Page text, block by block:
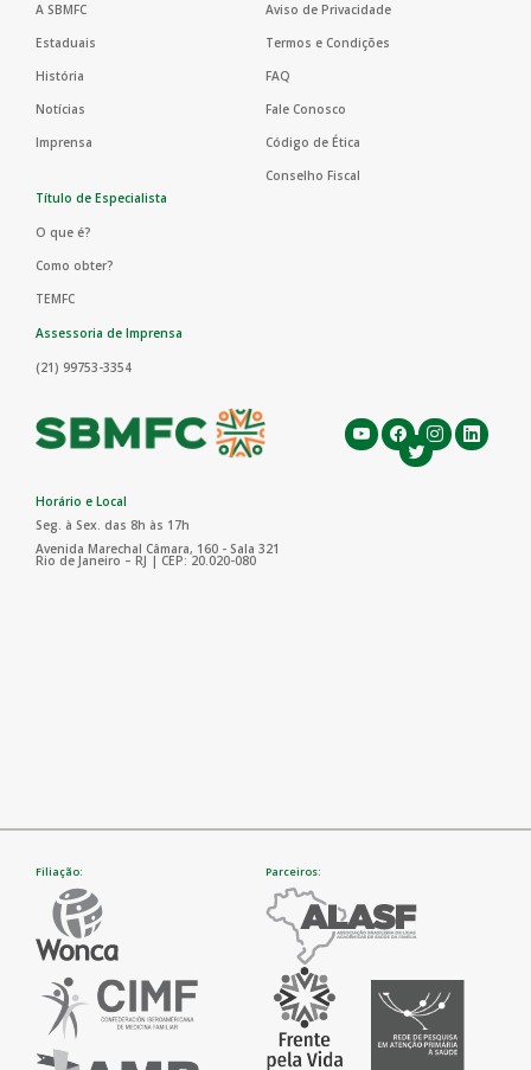
A SBMFC
Estaduais
História
Notícias
Imprensa
Aviso de Privacidade
Termos e Condições
FAQ
Fale Conosco
Código de Ética
Conselho Fiscal
Título de Especialista
O que é?
Como obter?
TEMFC
Assessoria de Imprensa
(21) 99753-3354
Horário e Local
Seg. à Sex. das 8h às 17h
Avenida Marechal Câmara, 160 - Sala 321
Rio de Janeiro – RJ | CEP: 20.020-080
Filiação: Parceiros: